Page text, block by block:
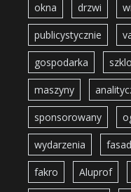
okna drzwi
publicystycznie
gospodarka szklo
maszyny
sponsorowany
wydarzenia
fakro Aluprof